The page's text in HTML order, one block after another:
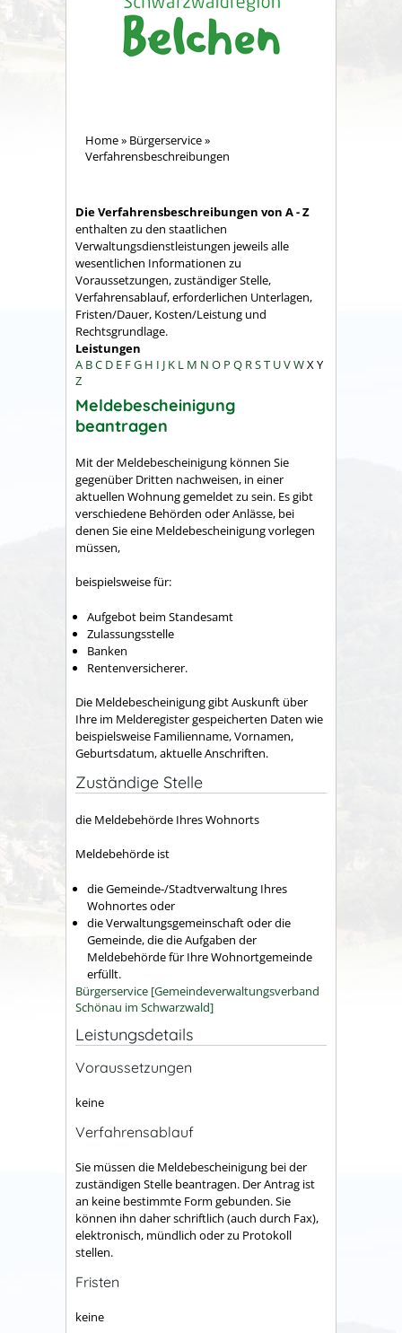
Home» Bürgerservice»
Verfahrensbeschreibungen
Die Verfahrensbeschreibungen von A - Z
enthalten zu den staatlichen
Verwaltungsdienstleistungen jeweils alle
wesentlichen Informationen zu
Voraussetzungen, zuständiger Stelle,
Verfahrensablauf, erforderlichen Unterlagen,
Fristen/Dauer, Kosten/Leistung und
Rechtsgrundlage.
Leistungen
A BC D E FG H I J K L M N O P Q RST UVWX Y
Z
Meldebescheinigung
beantragen
Mit der Meldebescheinigung können Sie
gegenüber Dritten nachweisen, in einer
aktuellen Wohnung gemeldet zu sein. Es gibt
verschiedene Behörden oder Anlässe, bei
denen Sie eine Meldebescheinigung vorlegen
müssen,
beispielsweise für:
Aufgebot beim Standesamt
Zulassungsstelle
Banken
Rentenversicherer.
Die Meldebescheinigung gibt Auskunft über
Ihre im Melderegister gespeicherten Daten wie
beispielsweise Familienname, Vornamen,
Geburtsdatum, aktuelle Anschriften.
Zuständige Stelle
die Meldebehörde Ihres Wohnorts
Meldebehörde ist
die Gemeinde-/Stadtverwaltung Ihres
Wohnortes oder
die Verwaltungsgemeinschaft oder die
Gemeinde, die die Aufgaben der
Meldebehörde für Ihre Wohnortgemeinde
erfüllt.
Bürgerservice [Gemeindeverwaltungsverband
Schönau im Schwarzwald]
Leistungsdetails
Voraussetzungen
keine
Verfahrensablauf
Sie müssen die Meldebescheinigung bei der
zuständigen Stelle beantragen. Der Antrag ist
an keine bestimmte Form gebunden. Sie
können ihn daher schriftlich (auch durch Fax),
elektronisch, mündlich oder zu Protokoll
stellen.
Fristen
keine